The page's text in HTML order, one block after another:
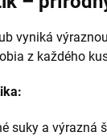
vyniká
z každého
suky a výrazná